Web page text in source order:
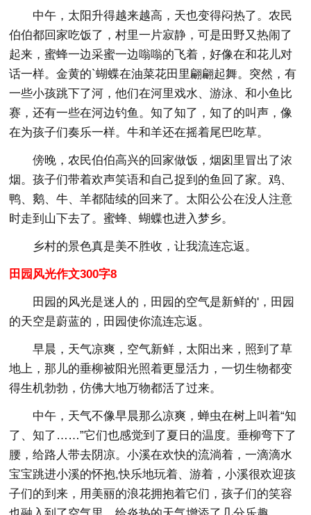
中午，太阳升得越来越高，天也变得闷热了。农民
伯伯都回家吃饭了，村里一片寂静，可是田野又热闹了
起来，蜜蜂一边采蜜一边嗡嗡的飞着，好像在和花儿对
话一样。金黄的`蝴蝶在油菜花田里翩翩起舞。突然，有
一些小孩跳下了河，他们在河里戏水、游泳、和小鱼比
赛，还有一些在河边钓鱼。知了知了，知了的叫声，像
在为孩子们奏乐一样。牛和羊还在摇着尾巴吃草。
傍晚，农民伯伯高兴的回家做饭，烟囱里冒出了浓
烟。孩子们带着欢声笑语和自己捉到的鱼回了家。鸡、
鸭、鹅、牛、羊都陆续的回来了。太阳公公在没人注意
时走到山下去了。蜜蜂、蝴蝶也进入梦乡。
乡村的景色真是美不胜收，让我流连忘返。
田园风光作文300字8
田园的风光是迷人的，田园的空气是新鲜的'，田园
的天空是蔚蓝的，田园使你流连忘返。
早晨，天气凉爽，空气新鲜，太阳出来，照到了草
地上，那儿的垂柳被阳光照着更显活力，一切生物都变
得生机勃勃，仿佛大地万物都活了过来。
中午，天气不像早晨那么凉爽，蝉虫在树上叫着“知
了、知了……”它们也感觉到了夏日的温度。垂柳弯下了
腰，给路人带去阴凉。小溪在欢快的流淌着，一滴滴水
宝宝跳进小溪的怀抱,快乐地玩着、游着，小溪很欢迎孩
子们的到来，用美丽的浪花拥抱着它们，孩子们的笑容